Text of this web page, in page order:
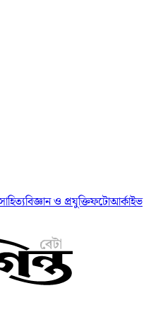
বিজ্ঞান ও প্রযুক্তিফটোআর্কাইভ